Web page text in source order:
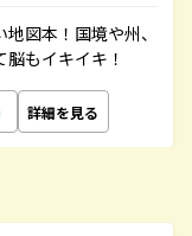
図本！国境や州、
もイキイキ！
詳細を見る